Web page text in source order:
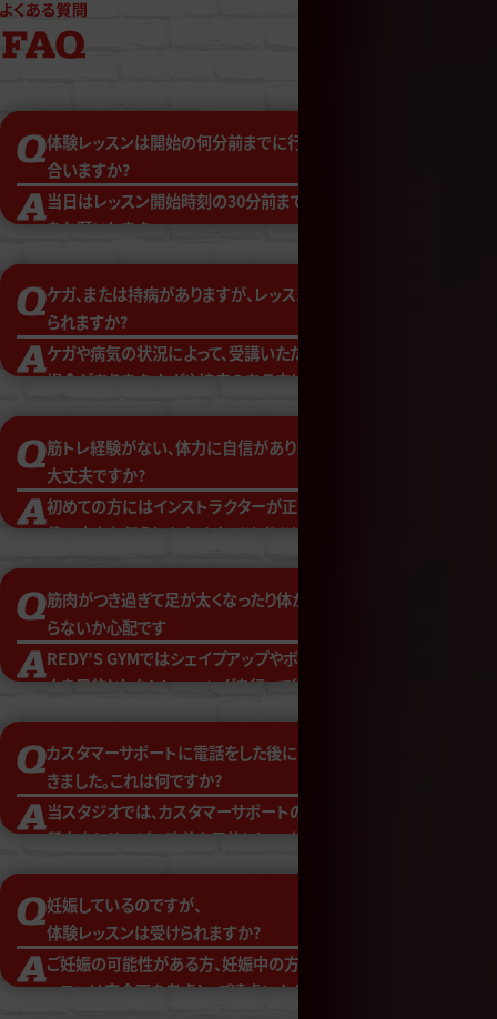
体験レッスンは開始の何分前までに行けば間に
合いますか?
当日はレッスン開始時刻の30分前までの受付
をお願いします。
からスタジオのご利用をお断りする場合がござ
いますのでお早めのご来店をお願いいたしま
す。
ケガ、または持病がありますが、レッスンを受け
られますか?
ケガや病気の状況によって、受講いただけない
場合があります。ケガや持病のある方は医師に
し出ください。
筋トレ経験がない、体力に自信がありませんが
大丈夫ですか?
初めての方にはインストラクターが正しい体の
使い方をお伝えします。また、ひとりひとりの体
ご安心ください。
筋肉がつき過ぎて足が太くなったり体が大きくな
らないか心配です
REDY’S GYMではシェイプアップやボディメイ
クを目的としたトレーニングを行って行きます。
いてムキムキな体になることはないと考えられ
ていますので、ご安心ください。
カスタマーサポートに電話をした後にSMSが届
きました。これは何ですか?
当スタジオでは、カスタマーサポートの応対品
質向上とサービス改善を目的として、お電話い
メッセージ(SMS)にてアンケートをお送りする場
合がございます。
アンケートでは、オペレーターの対応やご利用
に関するご意見・ご感想をお伺いしております。
妊娠しているのですが、
体験レッスンは受けられますか?
ご妊娠の可能性がある方、妊娠中の方の体験レ
ッスンは安全面を考慮し、ご遠慮いただいており